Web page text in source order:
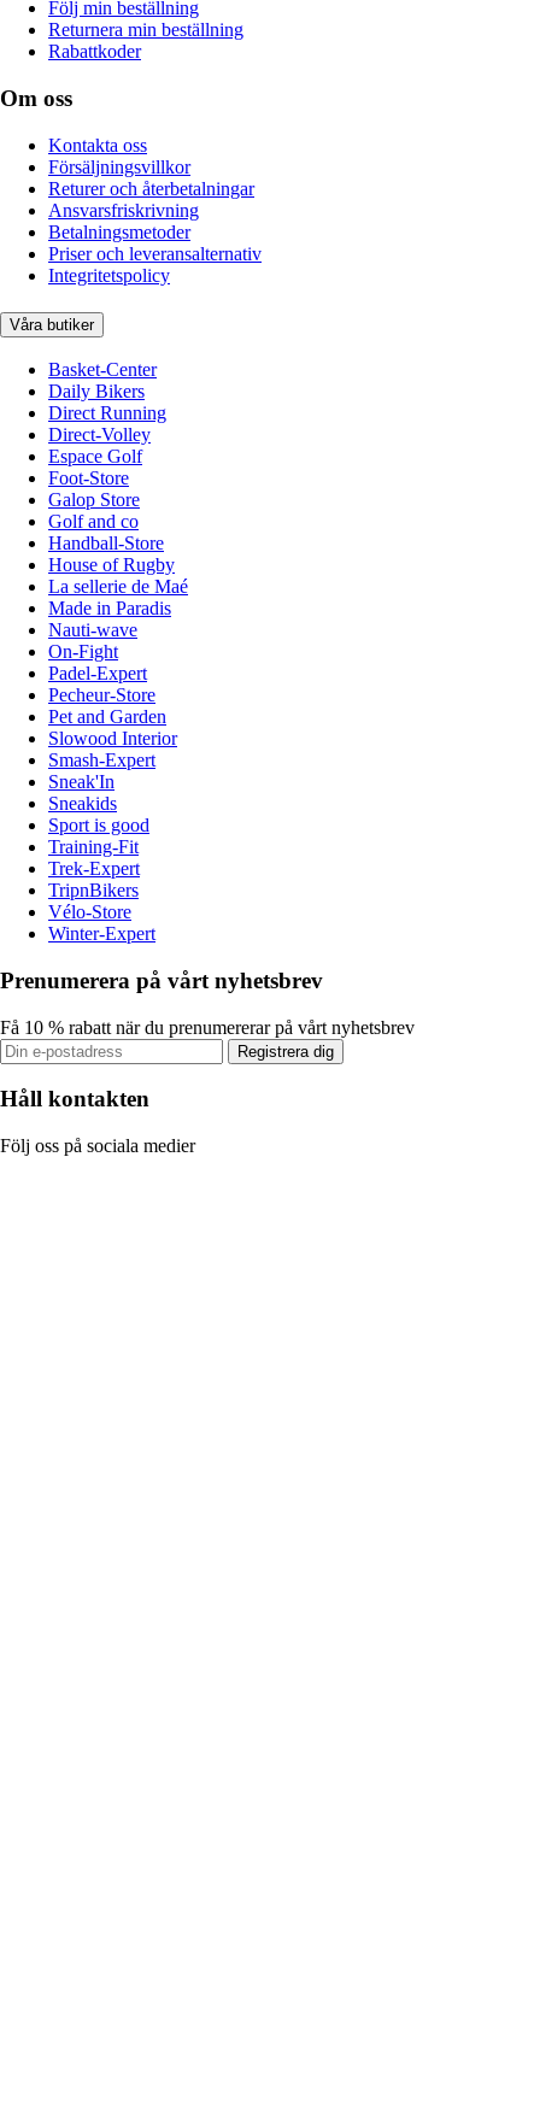
Följ min beställning
Returnera min beställning
Rabattkoder
Om oss
Kontakta oss
Försäljningsvillkor
Returer och återbetalningar
Ansvarsfriskrivning
Betalningsmetoder
Priser och leveransalternativ
Integritetspolicy
Våra butiker
Basket-Center
Daily Bikers
Direct Running
Direct-Volley
Espace Golf
Foot-Store
Galop Store
Golf and co
Handball-Store
House of Rugby
La sellerie de Maé
Made in Paradis
Nauti-wave
On-Fight
Padel-Expert
Pecheur-Store
Pet and Garden
Slowood Interior
Smash-Expert
Sneak'In
Sneakids
Sport is good
Training-Fit
Trek-Expert
TripnBikers
Vélo-Store
Winter-Expert
Prenumerera på vårt nyhetsbrev
Få 10 % rabatt när du prenumererar på vårt nyhetsbrev
Registrera dig
Håll kontakten
Följ oss på sociala medier